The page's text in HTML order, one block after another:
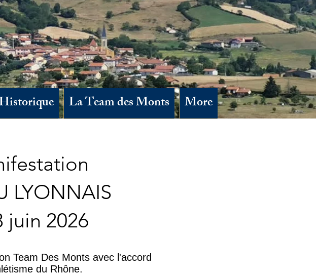
La Team des Monts More
LYONNAIS
juin 2026
Team Des Monts avec l'accord
du Rhône.